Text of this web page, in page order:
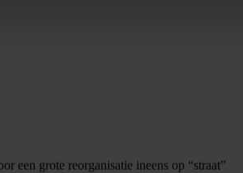
een grote reorganisatie ineens op “straat”